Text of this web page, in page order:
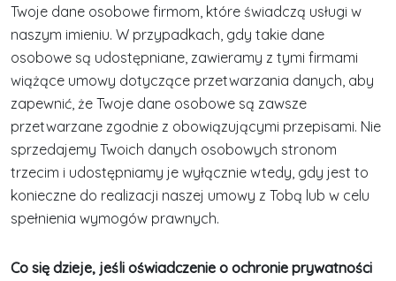
Twoje dane osobowe firmom, które świadczą usługi w
naszym imieniu. W przypadkach, gdy takie dane
osobowe są udostępniane, zawieramy z tymi firmami
wiążące umowy dotyczące przetwarzania danych, aby
zapewnić, że Twoje dane osobowe są zawsze
przetwarzane zgodnie z obowiązującymi przepisami. Nie
sprzedajemy Twoich danych osobowych stronom
trzecim i udostępniamy je wyłącznie wtedy, gdy jest to
konieczne do realizacji naszej umowy z Tobą lub w celu
spełnienia wymogów prawnych.
Co się dzieje, jeśli oświadczenie o ochronie prywatności